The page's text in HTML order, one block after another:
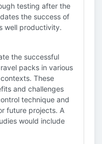
testing after the
the success of
well productivity.
the successful
packs in various
These
and challenges
technique and
future projects. A
would include